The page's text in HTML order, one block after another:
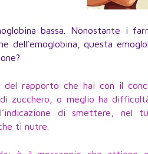
bassa. Nonostante i
dell’emoglobina, questa
del rapporto che hai con il
zucchero, o meglio ha
di smettere, nel
ti nutre.